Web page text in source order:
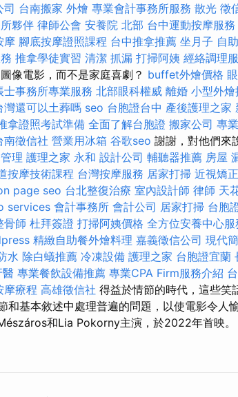
司 台南搬家 外燴 專業會計事務所服務 散光 徵
夥伴 律師公會 安養院 北部 台中運動按摩服務
摩 腳底按摩證照課程 台中推拿推薦 坐月子 自
推拿學徒實習 清潔 抓漏 打掃阿姨 經絡調理
像電影，而不是家庭喜劇？ buffet外燴價格
士事務所專業服務 北部眼科權威 離婚 小型外燴
灣還可以土葬嗎 seo 台胞證台中 產後護理之家
拿證照考試準備 全面了解台胞證 搬家公司 專
南徵信社 營業用冰箱 谷歌seo 謝謝，對他們來
理 護理之家 永和 設計公司 輔聽器推薦 房屋
按摩技術課程 台灣按摩服務 居家打掃 近視矯
page seo 台北整復治療 室內設計師 律師 天
services 會計事務所 會計公司 居家打掃 台胞
骨師 杜拜簽證 打掃阿姨價格 全方位安養中心服
精緻自助餐外燴料理 嘉義徵信公司 現代
水 除白蟻推薦 冷凍設備 護理之家 台胞證宜蘭
醫 專業餐飲設備推薦 專業CPA Firm服務介紹
摩療程 高雄徵信社 得益於情節的時代，這些笑
和基本敘述中處理普遍的問題，以使電影令人
和Lia Pokorny主演，於2022年首映。